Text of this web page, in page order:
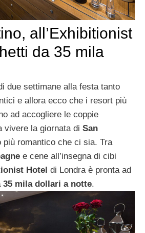
all’Exhibitionist
da 35 mila
due settimane alla festa tanto
e allora ecco che i resort più
ad accogliere le coppie
vivere la giornata di San
più romantico che ci sia. Tra
e cene all’insegna di cibi
Hotel di Londra è pronta ad
35 mila dollari a notte.